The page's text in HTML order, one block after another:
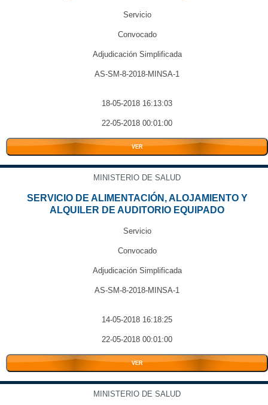
Servicio
Convocado
Adjudicación Simplificada
AS-SM-8-2018-MINSA-1
18-05-2018 16:13:03
22-05-2018 00:01:00
VER
MINISTERIO DE SALUD
SERVICIO DE ALIMENTACIÓN, ALOJAMIENTO Y
ALQUILER DE AUDITORIO EQUIPADO
Servicio
Convocado
Adjudicación Simplificada
AS-SM-8-2018-MINSA-1
14-05-2018 16:18:25
22-05-2018 00:01:00
VER
MINISTERIO DE SALUD